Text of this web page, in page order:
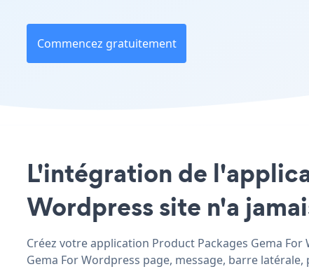
Commencez gratuitement
L'intégration de
Wordpress site n'a
Créez votre application Product Packages Gema
Gema For Wordpress page, message, barre